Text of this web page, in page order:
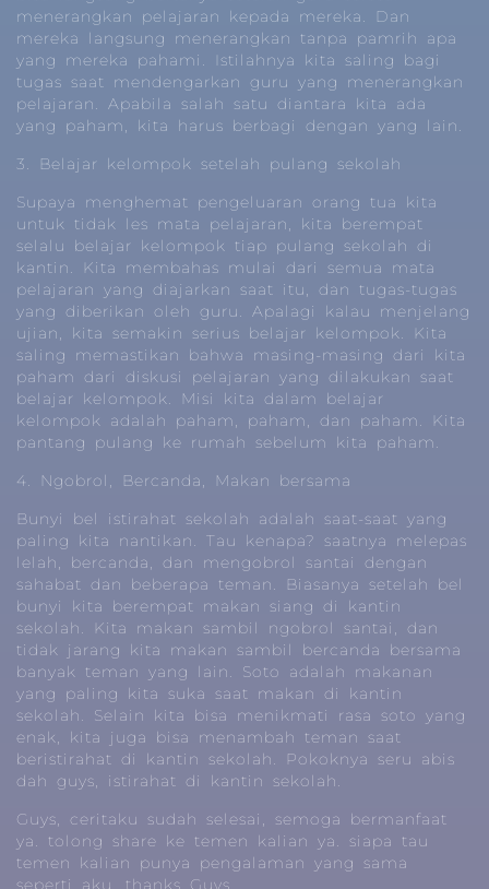
menerangkan pelajaran kepada mereka. Dan
mereka langsung menerangkan tanpa pamrih apa
yang mereka pahami. Istilahnya kita saling bagi
tugas saat mendengarkan guru yang menerangkan
pelajaran. Apabila salah satu diantara kita ada
yang paham, kita harus berbagi dengan yang lain.
3. Belajar kelompok setelah pulang sekolah
Supaya menghemat pengeluaran orang tua kita
untuk tidak les mata pelajaran, kita berempat
selalu belajar kelompok tiap pulang sekolah di
kantin. Kita membahas mulai dari semua mata
pelajaran yang diajarkan saat itu, dan tugas-tugas
yang diberikan oleh guru. Apalagi kalau menjelang
ujian, kita semakin serius belajar kelompok. Kita
saling memastikan bahwa masing-masing dari kita
paham dari diskusi pelajaran yang dilakukan saat
belajar kelompok. Misi kita dalam belajar
kelompok adalah paham, paham, dan paham. Kita
pantang pulang ke rumah sebelum kita paham.
4. Ngobrol, Bercanda, Makan bersama
Bunyi bel istirahat sekolah adalah saat-saat yang
paling kita nantikan. Tau kenapa? saatnya melepas
lelah, bercanda, dan mengobrol santai dengan
sahabat dan beberapa teman. Biasanya setelah bel
bunyi kita berempat makan siang di kantin
sekolah. Kita makan sambil ngobrol santai, dan
tidak jarang kita makan sambil bercanda bersama
banyak teman yang lain. Soto adalah makanan
yang paling kita suka saat makan di kantin
sekolah. Selain kita bisa menikmati rasa soto yang
enak, kita juga bisa menambah teman saat
beristirahat di kantin sekolah. Pokoknya seru abis
dah guys, istirahat di kantin sekolah.
Guys, ceritaku sudah selesai, semoga bermanfaat
ya. tolong share ke temen kalian ya. siapa tau
temen kalian punya pengalaman yang sama
seperti aku. thanks Guys.